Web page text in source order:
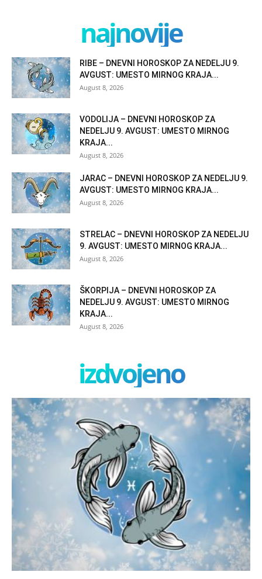
najnovije
RIBE – DNEVNI HOROSKOP ZA NEDELJU 9.
AVGUST: UMESTO MIRNOG KRAJA...
August 8, 2026
VODOLIJA – DNEVNI HOROSKOP ZA
NEDELJU 9. AVGUST: UMESTO MIRNOG
KRAJA...
August 8, 2026
JARAC – DNEVNI HOROSKOP ZA NEDELJU 9.
AVGUST: UMESTO MIRNOG KRAJA...
August 8, 2026
STRELAC – DNEVNI HOROSKOP ZA NEDELJU
9. AVGUST: UMESTO MIRNOG KRAJA...
August 8, 2026
ŠKORPIJA – DNEVNI HOROSKOP ZA
NEDELJU 9. AVGUST: UMESTO MIRNOG
KRAJA...
August 8, 2026
izdvojeno